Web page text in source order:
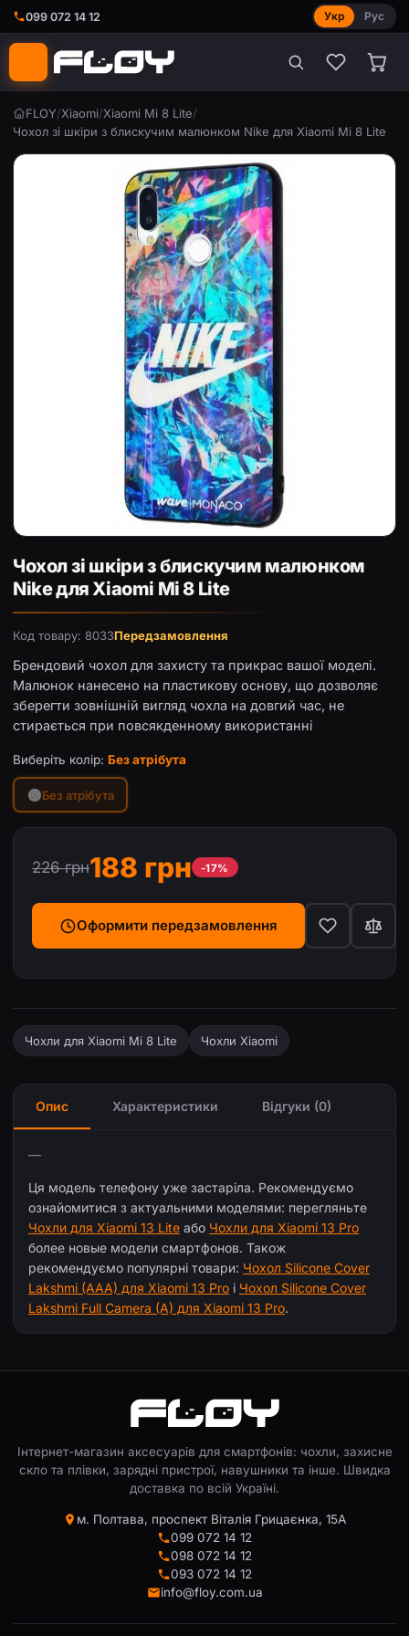
099 072 14 12 Укр Рус
FLOY/Xiaomi/Xiaomi Mi 8 Lite/
Чохол зі шкіри з блискучим малюнком Nike для Xiaomi Mi 8 Lite
Чохол зі шкіри з блискучим малюнком Nike для Xiaomi
Чохол зі шкіри з блискучим малюнком
Nike для Xiaomi Mi 8 Lite
Код товару: 8033Передзамовлення
Брендовий чохол для захисту та прикрас вашої моделі.
Малюнок нанесено на пластикову основу, що дозволяє
зберегти зовнішній вигляд чохла на довгий час, не
стирається при повсякденному використанні
Виберіть колір: Без атрібута
Без атрібута
226 грн188 грн -17%
Оформити передзамовлення
Чохли для Xiaomi Mi 8 Lite Чохли Xiaomi
Опис Характеристики Відгуки (0)
—
Ця модель телефону уже застаріла. Рекомендуємо
ознайомитися з актуальними моделями: перегляньте
Чохли для Xiaomi 13 Lite або Чохли для Xiaomi 13 Pro
более новые модели смартфонов. Також
рекомендуємо популярні товари: Чохол Silicone Cover
Lakshmi (AAA) для Xiaomi 13 Pro і Чохол Silicone Cover
Lakshmi Full Camera (A) для Xiaomi 13 Pro.
Інтернет-магазин аксесуарів для смартфонів: чохли, захисне
скло та плівки, зарядні пристрої, навушники та інше. Швидка
доставка по всій Україні.
м. Полтава, проспект Віталія Грицаєнка, 15А
099 072 14 12
098 072 14 12
093 072 14 12
info@floy.com.ua